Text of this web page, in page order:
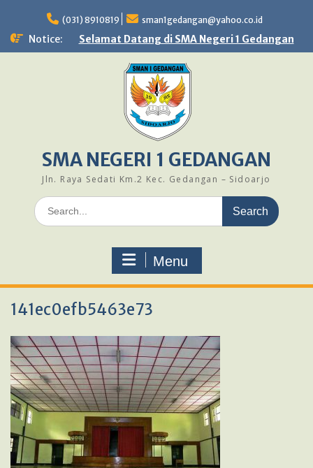
content
(031) 8910819 sman1gedangan@yahoo.co.id
Notice: Selamat Datang di SMA Negeri 1 Gedangan
SMA NEGERI 1 GEDANGAN
Jln. Raya Sedati Km.2 Kec. Gedangan – Sidoarjo
Search
for:
Menu
141ec0efb5463e73